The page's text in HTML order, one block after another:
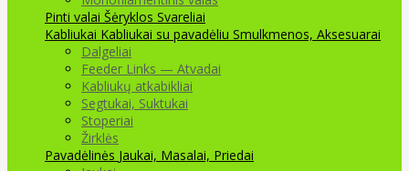
Pinti valai Šėryklos Svareliai
Kabliukai Kabliukai su pavadėliu Smulkmenos, Aksesuarai
Dalgeliai
Feeder Links — Atvadai
Kabliukų atkabikliai
Segtukai, Suktukai
Stoperiai
Žirklės
Pavadėlinės Jaukai, Masalai, Priedai